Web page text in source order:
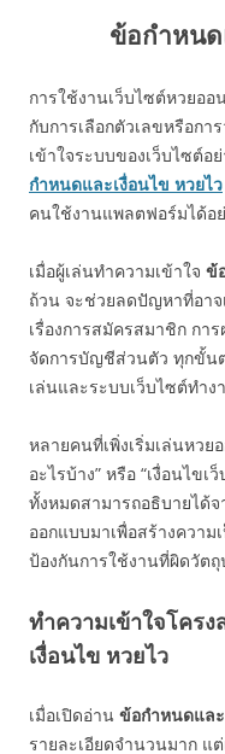
ข้อกำหนด
การใช้งานเว็บไซต์หวยอ
กับการเลือกตัวเลขหรือกา
เข้าใจระบบของเว็บไซต์อ
กำหนดและเงื่อนไข หวยไว
คนใช้งานแพลตฟอร์มได้อ
เมื่อผู้เล่นทำความเข้าใจ ข้
ถ้วน จะช่วยลดปัญหาที่อาจ
เรื่องการสมัครสมาชิก กา
จัดการบัญชีส่วนตัว ทุกขั้น
เล่นและระบบเว็บไซต์ทำ
หลายคนที่เพิ่งเริ่มเล่นหวย
อะไรบ้าง” หรือ “เงื่อนไข
ทั้งหมดสามารถอธิบายได้จ
ออกแบบมาเพื่อสร้างควา
ป้องกันการใช้งานที่ผิดวัตถุ
ทำความเข้าใจโคร
เงื่อนไข หวยไว
เมื่อเปิดอ่าน ข้อกำหนดแล
รายละเอียดจำนวนมาก แ